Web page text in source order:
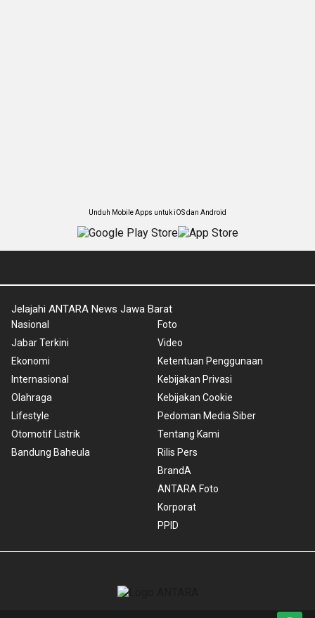
Unduh Mobile Apps untuk iOS dan Android
Jelajahi ANTARA News Jawa Barat
Nasional
Jabar Terkini
Ekonomi
Internasional
Olahraga
Lifestyle
Otomotif Listrik
Bandung Baheula
Foto
Video
Ketentuan Penggunaan
Kebijakan Privasi
Kebijakan Cookie
Pedoman Media Siber
Tentang Kami
Rilis Pers
BrandA
ANTARA Foto
Korporat
PPID